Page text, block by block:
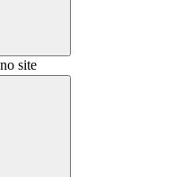
site